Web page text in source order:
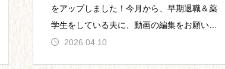
【23】教員2年目。彼との別
をアップしました！今月から、早期退職＆薬
学生をしている夫に、動画の編集をお願いし
ています。私もとうとう、夫を扶養する立場
2026.04.10